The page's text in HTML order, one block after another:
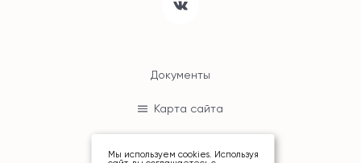
Мы используем cookies. Используя
Документы
Карта сайта